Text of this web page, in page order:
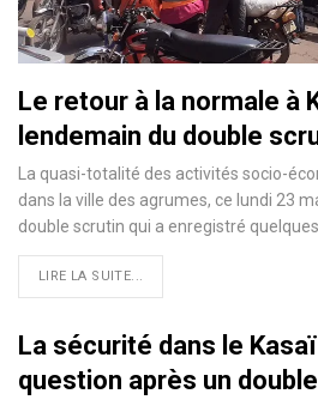
Le retour à la normale à
lendemain du double
La quasi-totalité des activités socio-
dans la ville des agrumes, ce lundi 23
double scrutin qui a enregistré
LIRE LA SUITE...
La sécurité dans le
question après un